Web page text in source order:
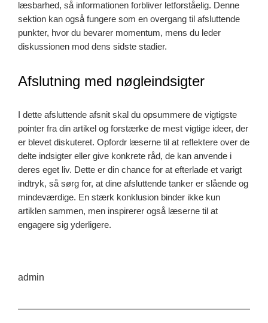
læsbarhed, så informationen forbliver letforståelig. Denne
sektion kan også fungere som en overgang til afsluttende
punkter, hvor du bevarer momentum, mens du leder
diskussionen mod dens sidste stadier.
Afslutning med nøgleindsigter
I dette afsluttende afsnit skal du opsummere de vigtigste
pointer fra din artikel og forstærke de mest vigtige ideer, der
er blevet diskuteret. Opfordr læserne til at reflektere over de
delte indsigter eller give konkrete råd, de kan anvende i
deres eget liv. Dette er din chance for at efterlade et varigt
indtryk, så sørg for, at dine afsluttende tanker er slående og
mindeværdige. En stærk konklusion binder ikke kun
artiklen sammen, men inspirerer også læserne til at
engagere sig yderligere.
admin